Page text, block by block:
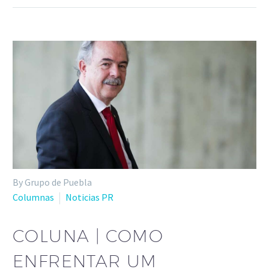
By Grupo de Puebla
Columnas
Noticias PR
COLUNA | COMO
ENFRENTAR UM